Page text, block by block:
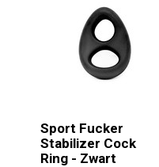
Sport Fucker
Stabilizer Cock
Ring - Zwart